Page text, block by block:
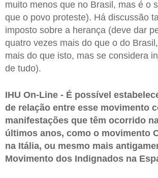
muito menos que no Brasil, mas é o
que o povo proteste). Há discussão
imposto sobre a herança (deve dar
quatro vezes mais do que o do
mais do que isto, mas se considera
de tudo).
IHU On-Line - É possível
de relação entre esse movimento
manifestações que têm ocorrido
últimos anos, como o movimento
na Itália, ou mesmo mais
Movimento dos Indignados na